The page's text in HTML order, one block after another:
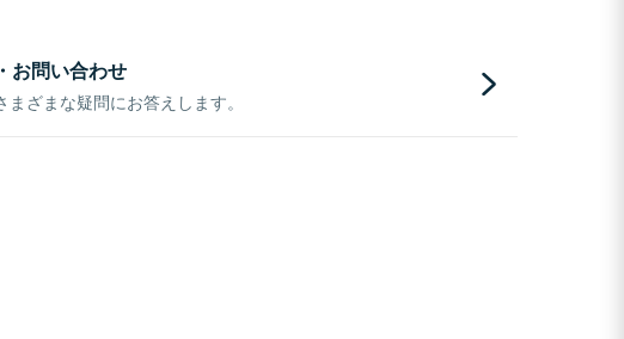
お問い合わせ
ざまな疑問にお答えします。